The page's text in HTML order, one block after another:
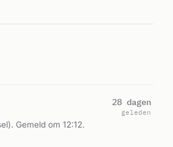
Gemeld om 12:12.
28 dagen
geleden